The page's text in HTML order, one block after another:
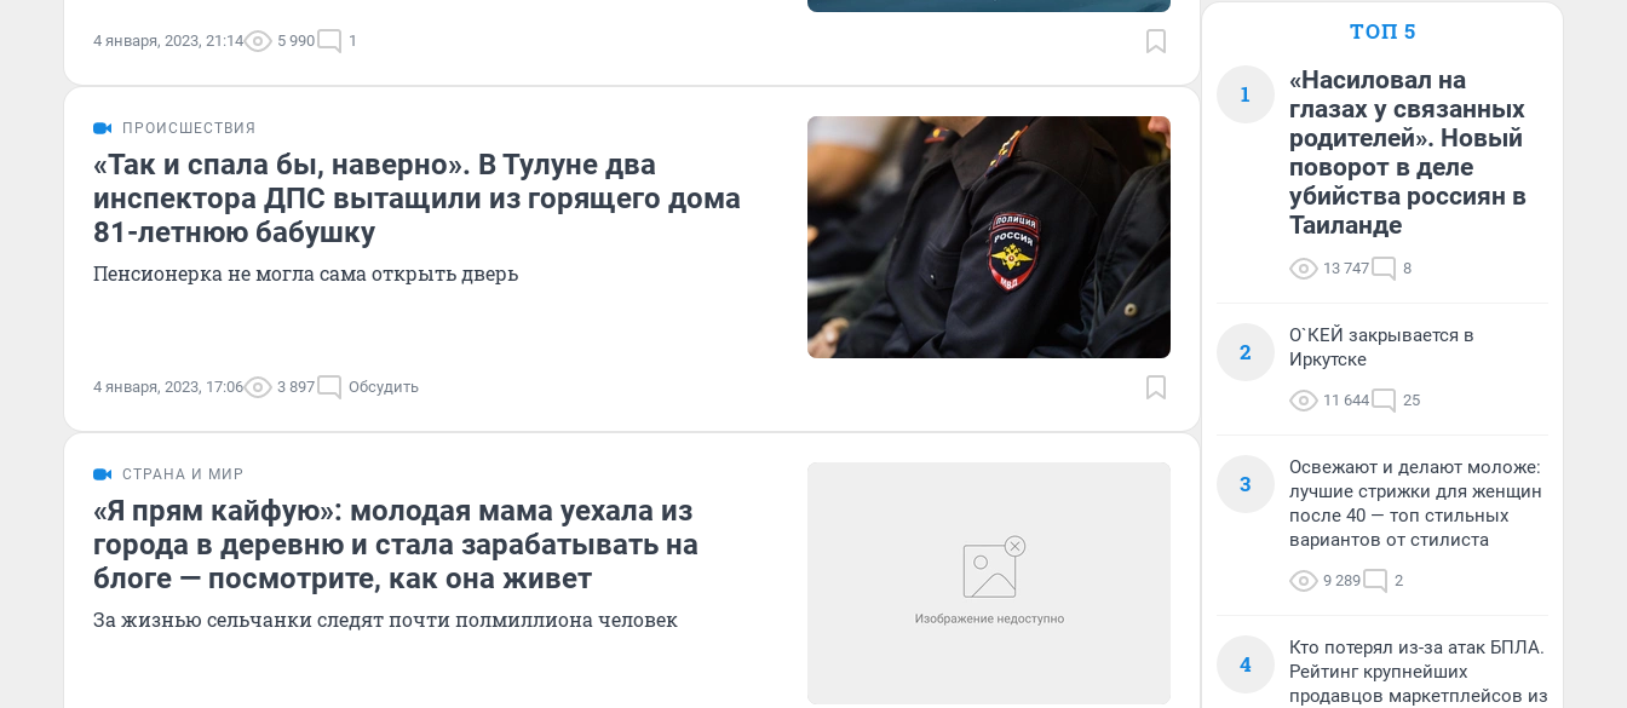
4 января, 2023, 21:14 5 990 1
ПРОИСШЕСТВИЯ
«Так и спала бы, наверно». В Тулуне два
инспектора ДПС вытащили из горящего дома
81-летнюю бабушку
Пенсионерка не могла сама открыть дверь
4 января, 2023, 17:06 3 897 Обсудить
СТРАНА И МИР
«Я прям кайфую»: молодая мама уехала из
города в деревню и стала зарабатывать на
блоге — посмотрите, как она живет
За жизнью сельчанки следят почти полмиллиона человек
ТОП 5
1
«Насиловал на
глазах у связанных
родителей». Новый
поворот в деле
убийства россиян в
Таиланде
13 747 8
2
О`КЕЙ закрывается в
Иркутске
11 644 25
3
Освежают и делают моложе:
лучшие стрижки для женщин
после 40 — топ стильных
вариантов от стилиста
9 289 2
4
Кто потерял из-за атак БПЛА.
Рейтинг крупнейших
продавцов маркетплейсов из